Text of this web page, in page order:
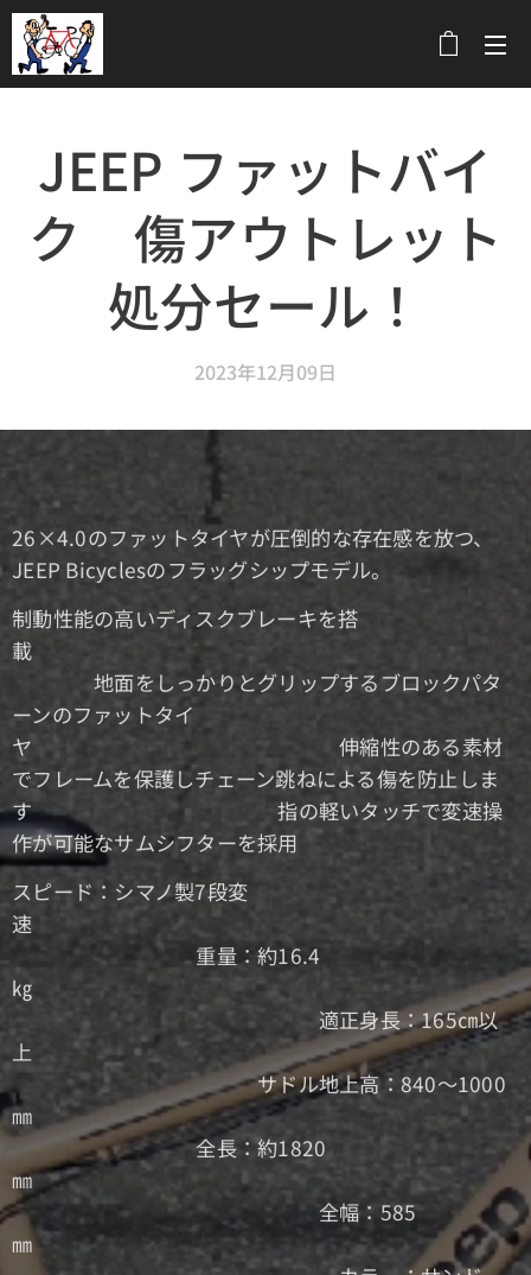
JEEP ファットバイ
ク 傷アウトレット
処分セール！
2023年12月09日
26×4.0のファットタイヤが圧倒的な存在感を放つ、
JEEP Bicyclesのフラッグシップモデル。
制動性能の高いディスクブレーキを搭
載
地面をしっかりとグリップするブロックパタ
ーンのファットタイ
ヤ 伸縮性のある素材
でフレームを保護しチェーン跳ねによる傷を防止しま
す 指の軽いタッチで変速操
作が可能なサムシフターを採用
スピード：シマノ製7段変
速
重量：約16.4
㎏
適正身長：165㎝以
上
サドル地上高：840～1000
㎜
全長：約1820
㎜
全幅：585
㎜